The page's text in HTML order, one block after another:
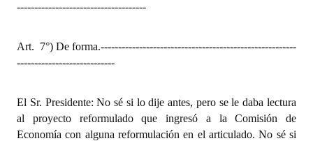
-------------------------------------
Art. 7°) De forma.--------------------------------------------------------
----------------------------
El Sr. Presidente: No sé si lo dije antes, pero se le daba lectura
al proyecto reformulado que ingresó a la Comisión de
Economía con alguna reformulación en el articulado. No sé si